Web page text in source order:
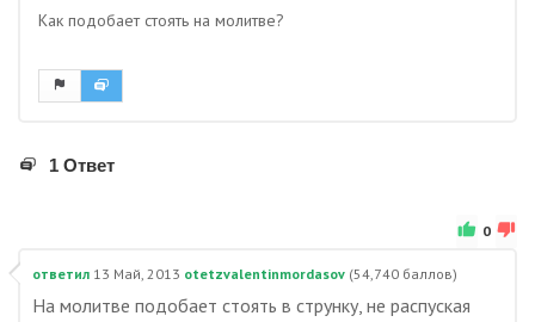
Как подобает стоять на молитве?
1 Ответ
0
ответил 13 Май, 2013 otetzvalentinmordasov (54,740 баллов)
На молитве подобает стоять в струнку, не распуская